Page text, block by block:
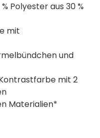
Polyester aus 30 %
mit
und
mit 2
Materialien*